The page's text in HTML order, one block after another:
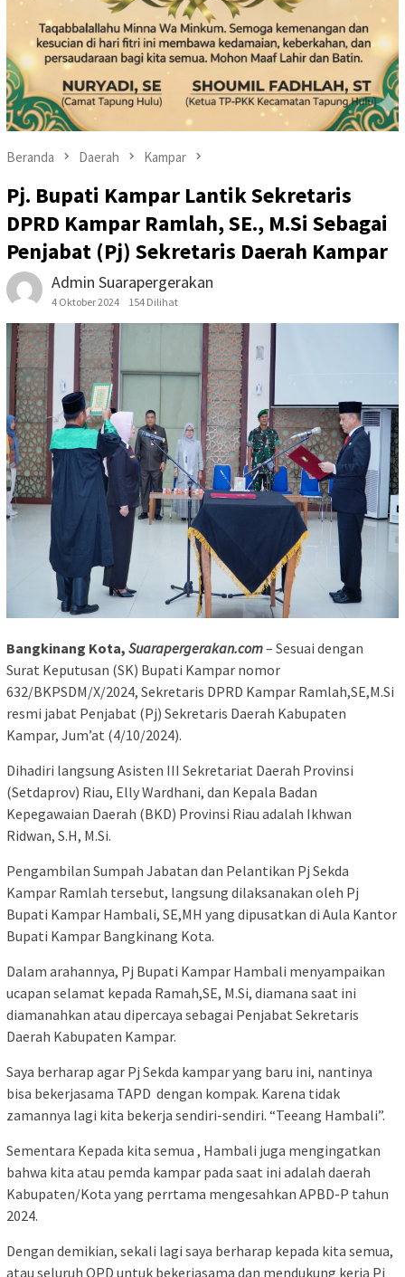
Beranda Daerah Kampar
Pj. Bupati Kampar Lantik Sekretaris
DPRD Kampar Ramlah, SE., M.Si Sebagai
Penjabat (Pj) Sekretaris Daerah Kampar
Admin Suarapergerakan
4 Oktober 2024 154 Dilihat
Bangkinang Kota, Suarapergerakan.com– Sesuai dengan
Surat Keputusan (SK) Bupati Kampar nomor
632/BKPSDM/X/2024, Sekretaris DPRD Kampar Ramlah,SE,M.Si
resmi jabat Penjabat (Pj) Sekretaris Daerah Kabupaten
Kampar, Jum’at (4/10/2024).
Dihadiri langsung Asisten III Sekretariat Daerah Provinsi
(Setdaprov) Riau, Elly Wardhani, dan Kepala Badan
Kepegawaian Daerah (BKD) Provinsi Riau adalah Ikhwan
Ridwan, S.H, M.Si.
Pengambilan Sumpah Jabatan dan Pelantikan Pj Sekda
Kampar Ramlah tersebut, langsung dilaksanakan oleh Pj
Bupati Kampar Hambali, SE,MH yang dipusatkan di Aula Kantor
Bupati Kampar Bangkinang Kota.
Dalam arahannya, Pj Bupati Kampar Hambali menyampaikan
ucapan selamat kepada Ramah,SE, M.Si, diamana saat ini
diamanahkan atau dipercaya sebagai Penjabat Sekretaris
Daerah Kabupaten Kampar.
Saya berharap agar Pj Sekda kampar yang baru ini, nantinya
bisa bekerjasama TAPD dengan kompak. Karena tidak
zamannya lagi kita bekerja sendiri-sendiri. “Teeang Hambali”.
Sementara Kepada kita semua , Hambali juga mengingatkan
bahwa kita atau pemda kampar pada saat ini adalah daerah
Kabupaten/Kota yang perrtama mengesahkan APBD-P tahun
2024.
Dengan demikian, sekali lagi saya berharap kepada kita semua,
atau seluruh OPD untuk bekerjasama dan mendukung kerja Pj